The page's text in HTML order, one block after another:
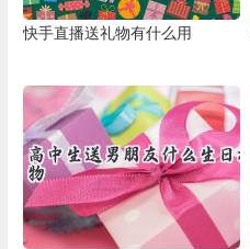
快手直播送礼物有什么用